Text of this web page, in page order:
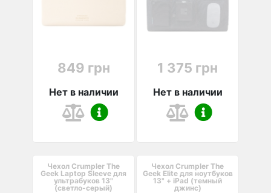
849 грн
Нет в наличии
1 375 грн
Нет в наличии
Чехол Crumpler The
Geek Laptop Sleeve для
ультрабуков 13"
(светло-серый)
Чехол Crumpler The
Geek Elite для ноутбуков
13" + iPad (темный
джинс)